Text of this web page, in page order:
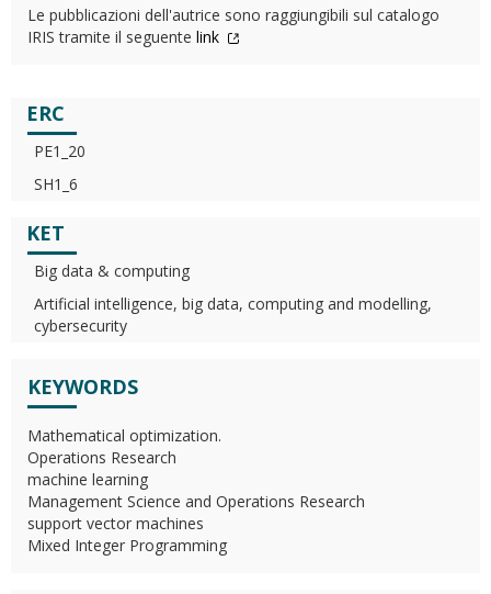
Le pubblicazioni dell'autrice sono raggiungibili sul catalogo
IRIS tramite il seguente link
ERC
PE1_20
SH1_6
KET
Big data & computing
Artificial intelligence, big data, computing and modelling,
cybersecurity
KEYWORDS
Mathematical optimization.
Operations Research
machine learning
Management Science and Operations Research
support vector machines
Mixed Integer Programming